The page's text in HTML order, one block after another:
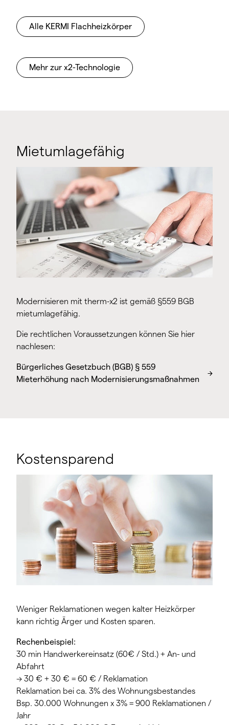
: schneller, sauberer
Heizkörpertausch durch DIN-Anschlussmaße
ein flächendeckendes Großhandelsnetz
Befestigung nach VDI6036
Alle KERMI Flachheizkörper
Mehr zur x2-Technologie
Mietumlagefähig
Modernisieren mit therm-x2 ist gemäß §559 BGB
mietumlagefähig.
Die rechtlichen Voraussetzungen können Sie hier
nachlesen:
Bürgerliches Gesetzbuch (BGB) § 559
Mieterhöhung nach Modernisierungsmaßnahmen
Kostensparend
Weniger Reklamationen wegen kalter Heizkörper
kann richtig Ärger und Kosten sparen.
Rechenbeispiel:
30 min Handwerkereinsatz (60€ / Std.) + An- und
Abfahrt
-> 30 € + 30 € = 60 € / Reklamation
Reklamation bei ca. 3% des Wohnungsbestandes
Bsp. 30.000 Wohnungen x 3% = 900 Reklamationen /
Jahr